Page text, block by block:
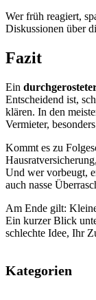
Wer früh reagiert,
Diskussionen über
Fazit
Ein
Entscheidend ist,
klären. In den
Vermieter,
Kommt es zu
Und wer vorbeugt,
auch nasse
Am Ende gilt:
Ein kurzer Blick
schlechte Idee, Ihr
Kategorien